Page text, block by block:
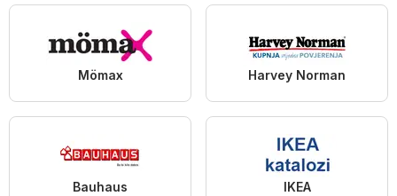
Mömax Harvey Norman
Bauhaus IKEA